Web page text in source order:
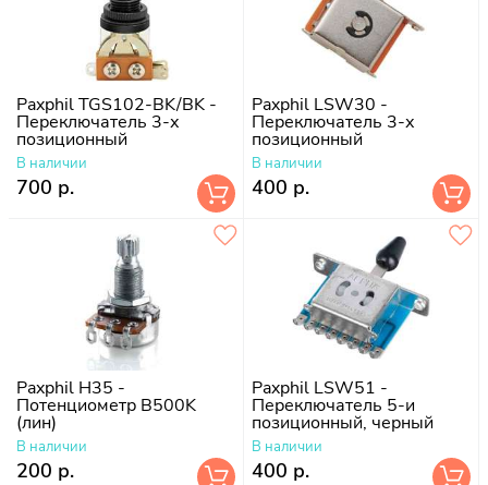
Paxphil TGS102-BK/BK -
Переключатель 3-х
позиционный
В наличии
700 р.
Paxphil LSW30 -
Переключатель 3-х
позиционный
В наличии
400 р.
Paxphil H35 -
Потенциометр B500K
(лин)
В наличии
200 р.
Paxphil LSW51 -
Переключатель 5-и
позиционный, черный
В наличии
400 р.